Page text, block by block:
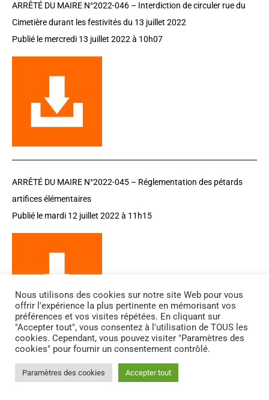
ARRÊTÉ DU MAIRE N°2022-046 – Interdiction de circuler rue du
Cimetière durant les festivités du 13 juillet 2022
Publié le mercredi 13 juillet 2022 à 10h07
ARRÊTÉ DU MAIRE N°2022-045 – Réglementation des pétards
artifices élémentaires
Publié le mardi 12 juillet 2022 à 11h15
un débit temporaire de boissons / 13 juillet 2022
Nous utilisons des cookies sur notre site Web pour vous
offrir l'expérience la plus pertinente en mémorisant vos
préférences et vos visites répétées. En cliquant sur
"Accepter tout", vous consentez à l'utilisation de TOUS les
cookies. Cependant, vous pouvez visiter "Paramètres des
cookies" pour fournir un consentement contrôlé.
Paramètres des cookies Accepter tout